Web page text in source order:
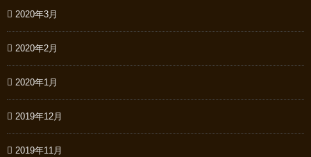
2020年3月
2020年2月
2020年1月
2019年12月
2019年11月